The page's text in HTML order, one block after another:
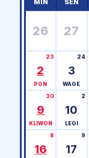
26 27
2
23
PON
3
24
WAGE
9
30
KLIWON
10
2
LEGI
16
8
17
9